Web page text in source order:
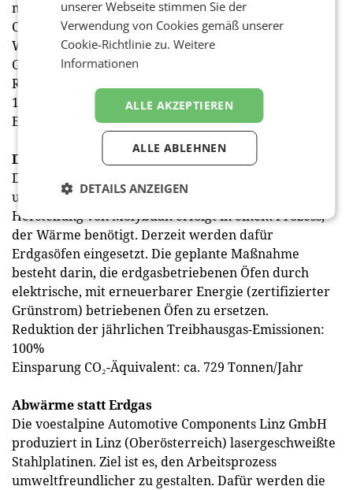
mit der Großwärmepumpe erzeugte Wärme wird
CO2-neutral hergestellt und substituiert Erdgas. Die
Wärmepumpe wird in Verbindung mit einem
Großwärmespeicher installiert.
Reduktion der jährlichen Treibhausgas-Emissionen:
100%
Einsparung CO₂-Äquivalent: ca. 786 Tonnen/Jahr
De-Carbonisierung der Molybdän Reduktion
Die Plansee-Gruppe fertigt Produkte aus Molybdän
und Wolfram am Standort Reutte (Tirol). Die
Herstellung von Molybdän erfolgt in einem Prozess,
der Wärme benötigt. Derzeit werden dafür
Erdgasöfen eingesetzt. Die geplante Maßnahme
besteht darin, die erdgasbetriebenen Öfen durch
elektrische, mit erneuerbarer Energie (zertifizierter
Grünstrom) betriebenen Öfen zu ersetzen.
Reduktion der jährlichen Treibhausgas-Emissionen:
100%
Einsparung CO₂-Äquivalent: ca. 729 Tonnen/Jahr
Abwärme statt Erdgas
Die voestalpine Automotive Components Linz GmbH
produziert in Linz (Oberösterreich) lasergeschweißte
Stahlplatinen. Ziel ist es, den Arbeitsprozess
umweltfreundlicher zu gestalten. Dafür werden die
unserer Webseite stimmen Sie der
Verwendung von Cookies gemäß unserer
Cookie-Richtlinie zu.Weitere
Informationen
ALLE AKZEPTIEREN
ALLE ABLEHNEN
DETAILS ANZEIGEN